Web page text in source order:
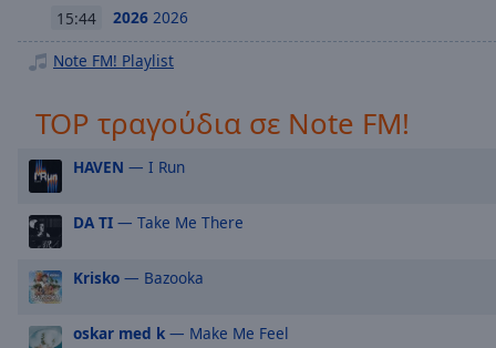
subtitles
opens
subtitles
settings
dialog
subtitles
off
selected
Track
15:44 2026 2026
Note FM! Playlist
TOP τραγούδια σε Note FM!
HAVEN — I Run
DA TI — Take Me There
Krisko — Bazooka
oskar med k — Make Me Feel